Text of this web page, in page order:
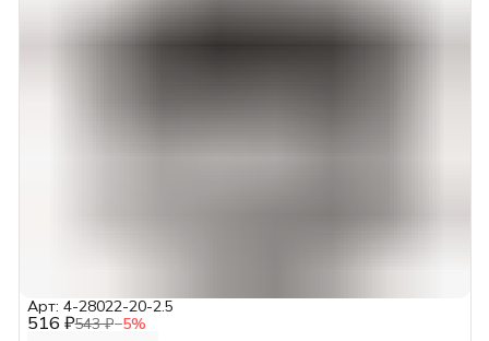
516 ₽543 ₽−5%
Арт: 4-28022-20-2.5